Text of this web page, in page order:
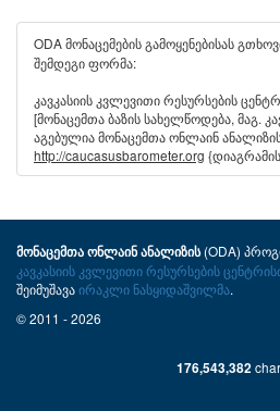
ODA მონაცემების გამოყენებისას
შემდეგი ფორმა:
კავკასიის კვლევითი რესურსების
[მონაცემთა ბაზის სახელწოდება, მაგ.
აგებულია მონაცემთა ონლაინ
http://caucasusbarometer.org
მონაცემთა ონლაინ ანალიზის(ODA)
კავკასიის კვლევითი რესურსების
შეიმუშავაირაკლი ნასყიდაშვილმა.
© 2011 - 2026
176,543,382